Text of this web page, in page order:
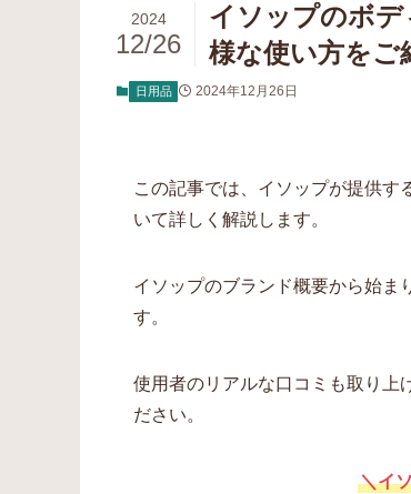
イソップのボ
様な使い方をご
2024
12/26
日用品 2024年12月26日
この記事では、イソップが提供す
いて詳しく解説します。
イソップのブランド概要から始ま
す。
使用者のリアルな口コミも取り上
ださい。
＼イ